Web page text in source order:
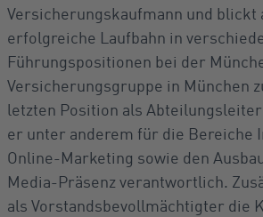
Versicherungskaufmann und blickt
erfolgreiche Laufbahn in
Führungspositionen bei der
Versicherungsgruppe in München
letzten Position als
er unter anderem für die Bereiche
Online-Marketing sowie den
Media-Präsenz verantwortlich.
als Vorstandsbevollmächtigter die